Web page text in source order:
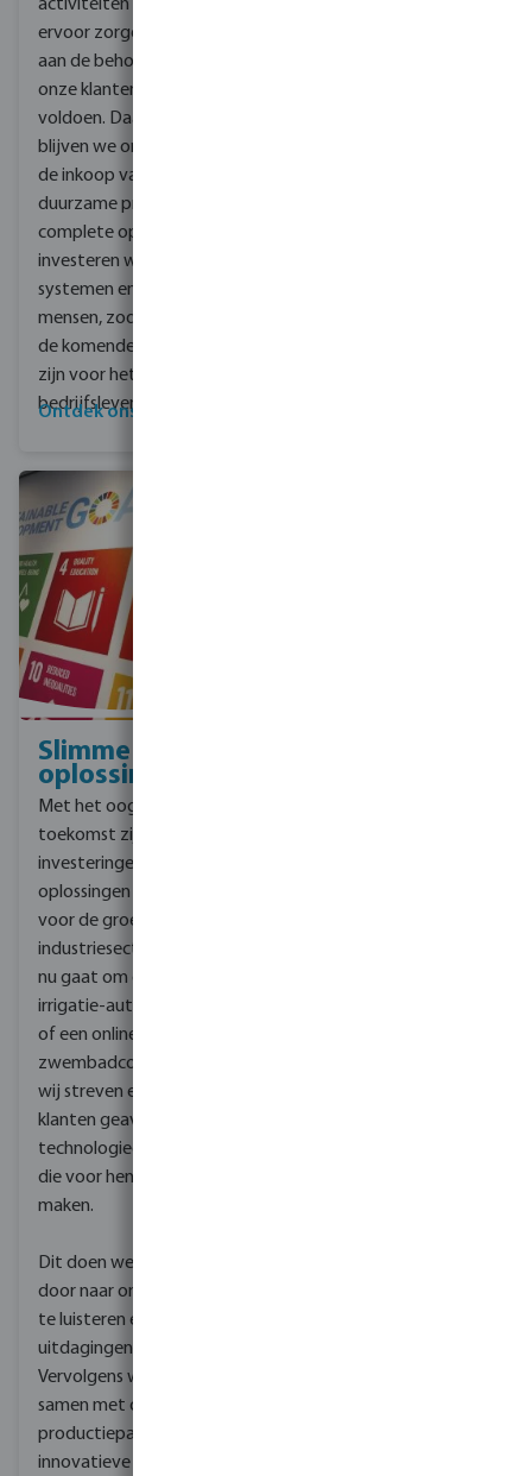
activiteiten aanvullen en
ervoor zorgen dat we
aan de behoeften van
onze klanten blijven
voldoen. Daarnaast
blijven we ons richten op
de inkoop van nieuwe en
duurzame producten en
complete oplossingen, en
investeren we in onze
systemen en onze
mensen, zodat we ook
de komende 80 jaar klaar
zijn voor het
bedrijfsleven!
Ontdek ons assortiment
Slimme
oplossingen
Met het oog op de
toekomst zijn
investeringen in slimme
oplossingen essentieel
voor de groei van onze
industriesectoren. Of het
nu gaat om de nieuwste
irrigatie-automatisering
of een online
zwembadconfigurator,
wij streven ernaar onze
klanten geavanceerde
technologieën te bieden
die voor hen het verschil
maken.
Dit doen we onder meer
door naar onze klanten
te luisteren en hun
uitdagingen te begrijpen.
Vervolgens werken we
samen met onze
productiepartners om
innovatieve nieuwe